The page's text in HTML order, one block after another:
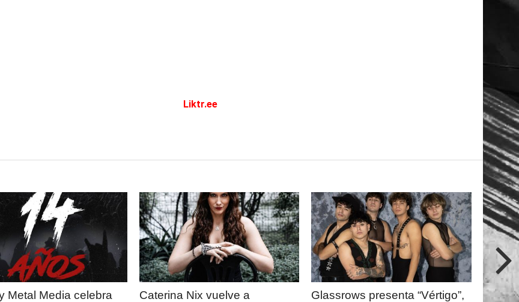
Liktr.ee
LEER
MAS
Metal Media celebra
LEER
MAS
Caterina Nix vuelve a
LEER
MAS
Glassrows presenta “Vértigo”,